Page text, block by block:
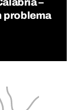
problema